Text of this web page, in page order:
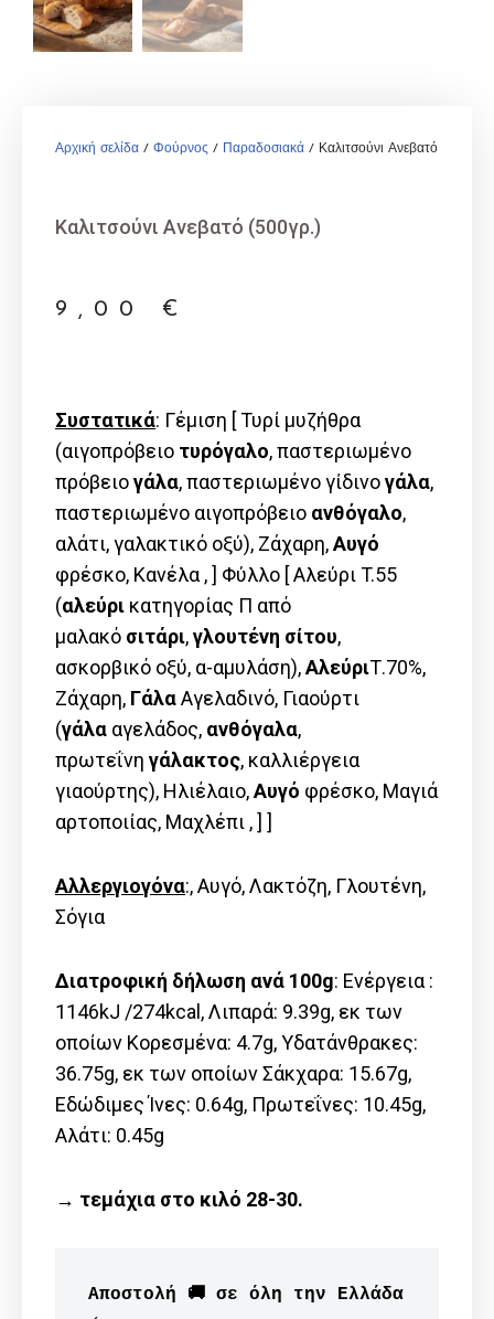
Αρχική σελίδα / Φούρνος / Παραδοσιακά / Καλιτσούνι Ανεβατό (500γρ.)
Καλιτσούνι Ανεβατό (500γρ.)
9,00 €
Συστατικά: Γέμιση [ Τυρί μυζήθρα
(αιγοπρόβειο τυρόγαλo, παστεριωμένο
πρόβειογάλα, παστεριωμένο γίδινογάλα,
παστεριωμένο αιγοπρόβειο ανθόγαλο,
αλάτι, γαλακτικό οξύ), Ζάχαρη,Αυγό
φρέσκο, Κανέλα , ] Φύλλο [ Αλεύρι T.55
(αλεύρι κατηγορίας Π από
μαλακό σιτάρι,γλουτένη σίτου,
ασκορβικό οξύ, α-αμυλάση),ΑλεύριΤ.70%,
Ζάχαρη, ΓάλαΑγελαδινό, Γιαούρτι
(γάλα αγελάδος, ανθόγαλα,
πρωτεΐνη γάλακτος, καλλιέργεια
γιαούρτης), Ηλιέλαιο,Αυγό φρέσκο, Μαγιά
αρτοποιίας, Μαχλέπι , ] ]
Αλλεργιογόνα:, Αυγό, Λακτόζη, Γλουτένη,
Σόγια
Διατροφική δήλωση ανά 100g: Ενέργεια :
1146kJ /274kcal, Λιπαρά: 9.39g, εκ των
οποίων Kορεσμένα: 4.7g, Υδατάνθρακες:
36.75g, εκ των οποίων Σάκχαρα: 15.67g,
Εδώδιμες Ίνες: 0.64g, Πρωτεΐνες: 10.45g,
Αλάτι: 0.45g
→ τεμάχια στο κιλό 28-30.
Αποστολή 🚚 σε όλη την Ελλάδα